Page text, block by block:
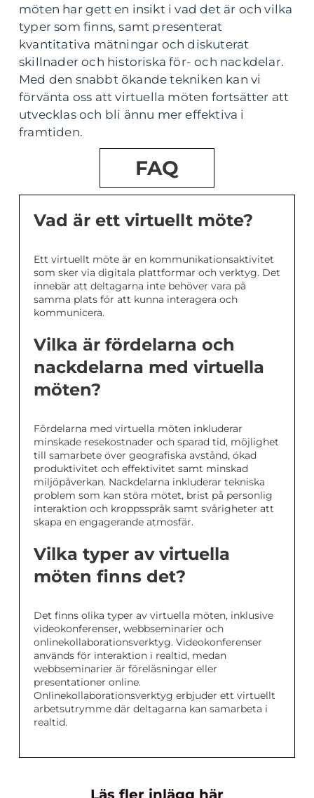
möten har gett en insikt i vad det är och vilka
typer som finns, samt presenterat
kvantitativa mätningar och diskuterat
skillnader och historiska för- och nackdelar.
Med den snabbt ökande tekniken kan vi
förvänta oss att virtuella möten fortsätter att
utvecklas och bli ännu mer effektiva i
framtiden.
FAQ
Vad är ett virtuellt möte?
Ett virtuellt möte är en kommunikationsaktivitet
som sker via digitala plattformar och verktyg. Det
innebär att deltagarna inte behöver vara på
samma plats för att kunna interagera och
kommunicera.
Vilka är fördelarna och
nackdelarna med virtuella
möten?
Fördelarna med virtuella möten inkluderar
minskade resekostnader och sparad tid, möjlighet
till samarbete över geografiska avstånd, ökad
produktivitet och effektivitet samt minskad
miljöpåverkan. Nackdelarna inkluderar tekniska
problem som kan störa mötet, brist på personlig
interaktion och kroppsspråk samt svårigheter att
skapa en engagerande atmosfär.
Vilka typer av virtuella
möten finns det?
Det finns olika typer av virtuella möten, inklusive
videokonferenser, webbseminarier och
onlinekollaborationsverktyg. Videokonferenser
används för interaktion i realtid, medan
webbseminarier är föreläsningar eller
presentationer online.
Onlinekollaborationsverktyg erbjuder ett virtuellt
arbetsutrymme där deltagarna kan samarbeta i
realtid.
Läs fler inlägg här